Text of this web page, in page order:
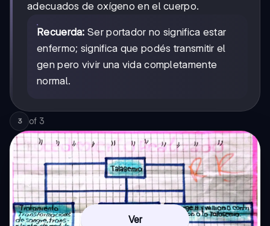
adecuados de oxígeno en el cuerpo.
Recuerda: Ser portador no significa estar
enfermo; significa que podés transmitir el
gen pero vivir una vida completamente
normal.
3 of 3
Ver